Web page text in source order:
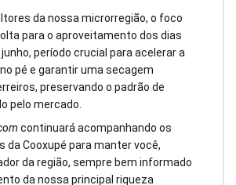
da nossa microrregião, o foco
para o aproveitamento dos dias
período crucial para acelerar a
pé e garantir uma secagem
preservando o padrão de
pelo mercado.
continuará acompanhando os
da Cooxupé para manter você,
da região, sempre bem informado
da nossa principal riqueza